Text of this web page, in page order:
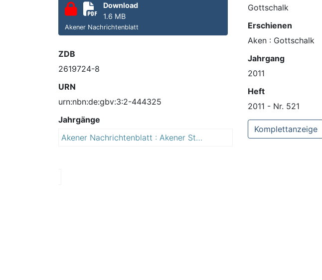
Download
1.6 MB
Akener Nachrichtenblatt
ZDB
2619724-8
URN
urn:nbn:de:gbv:3:2-444325
Jahrgänge
Akener Nachrichtenblatt : Akener Stadtanzeiger und Amtsblatt für die Stadt Aken (Elbe) einschließlich der Ortschaften Mennewitz, Kleinzerbst, Kühren und Susigke
Gottschalk
Erschienen
Aken : Gottschalk
Jahrgang
2011
Heft
2011 - Nr. 521
Komplettanzeige